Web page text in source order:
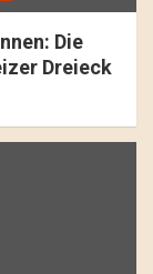
Die
Dreieck